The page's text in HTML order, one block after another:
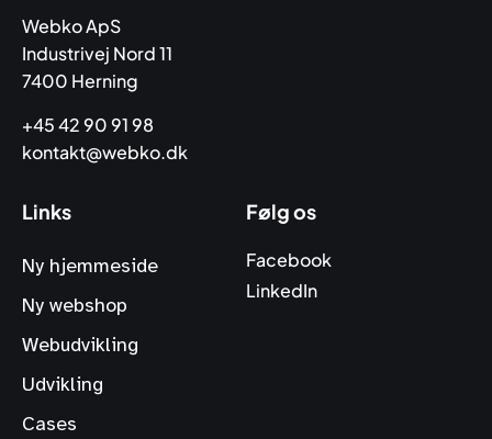
Webko ApS
Industrivej Nord 11
7400 Herning
+45 42 90 91 98
kontakt@webko.dk
Links
Ny hjemmeside
Ny webshop
Webudvikling
Udvikling
Cases
Følg os
Facebook
LinkedIn